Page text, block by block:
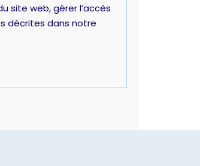
site web, gérer l’accès
décrites dans notre